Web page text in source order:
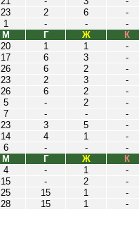
23 2 6
-
1 - -
-
М Г Ж
К
20 1 1
-
17 6 3
-
26 6 2
-
23 2 3
-
26 6 2
-
5 - 2
-
7 - -
-
23 3 5
-
14 4 1
-
6 - -
-
М Г Ж
К
4 - 1
-
15 - 2
-
25 15 1
-
28 15 1
-